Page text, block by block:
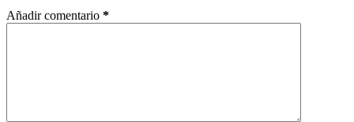
Añadir comentario *